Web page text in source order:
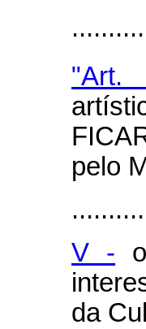
"Art.
pelo
V -
da